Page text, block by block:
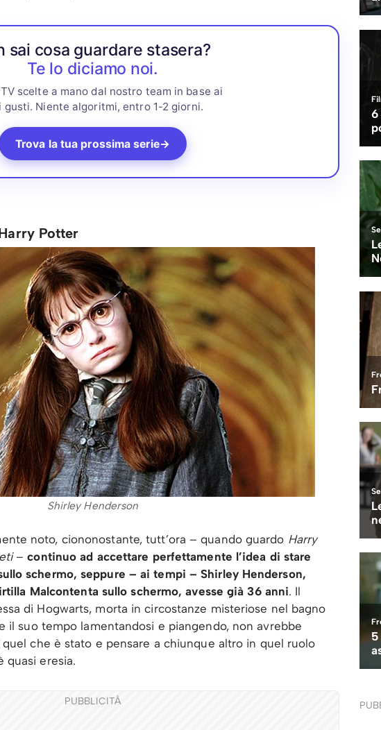
sai cosa guardare stasera?
Te lo diciamo noi.
scelte a mano dal nostro team in base ai
gusti. Niente algoritmi, entro 1-2 giorni.
Trova la tua prossima serie→
Potter
Shirley Henderson
noto, ciononostante, tutt’ora – quando guardo Harry
–continuo ad accettare perfettamente l’idea di stare
schermo, seppure – ai tempi – Shirley Henderson,
Malcontenta sullo schermo, avesse già 36 anni. Il
di Hogwarts, morta in circostanze misteriose nel bagno
il suo tempo lamentandosi e piangendo, non avrebbe
che è stato e pensare a chiunque altro in quel ruolo
quasi eresia.
PUBBLICITÀ